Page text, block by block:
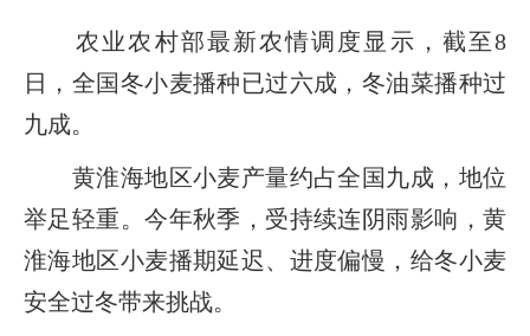
农业农村部最新农情调度显示，截至8
日，全国冬小麦播种已过六成，冬油菜播种过
九成。
黄淮海地区小麦产量约占全国九成，地位
举足轻重。今年秋季，受持续连阴雨影响，黄
淮海地区小麦播期延迟、进度偏慢，给冬小麦
安全过冬带来挑战。